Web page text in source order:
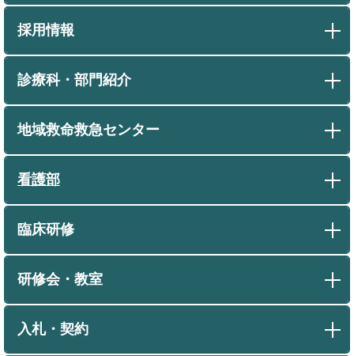
採用情報
診療科・部門紹介
地域救命救急センター
看護部
臨床研修
研修会・教室
入札・契約